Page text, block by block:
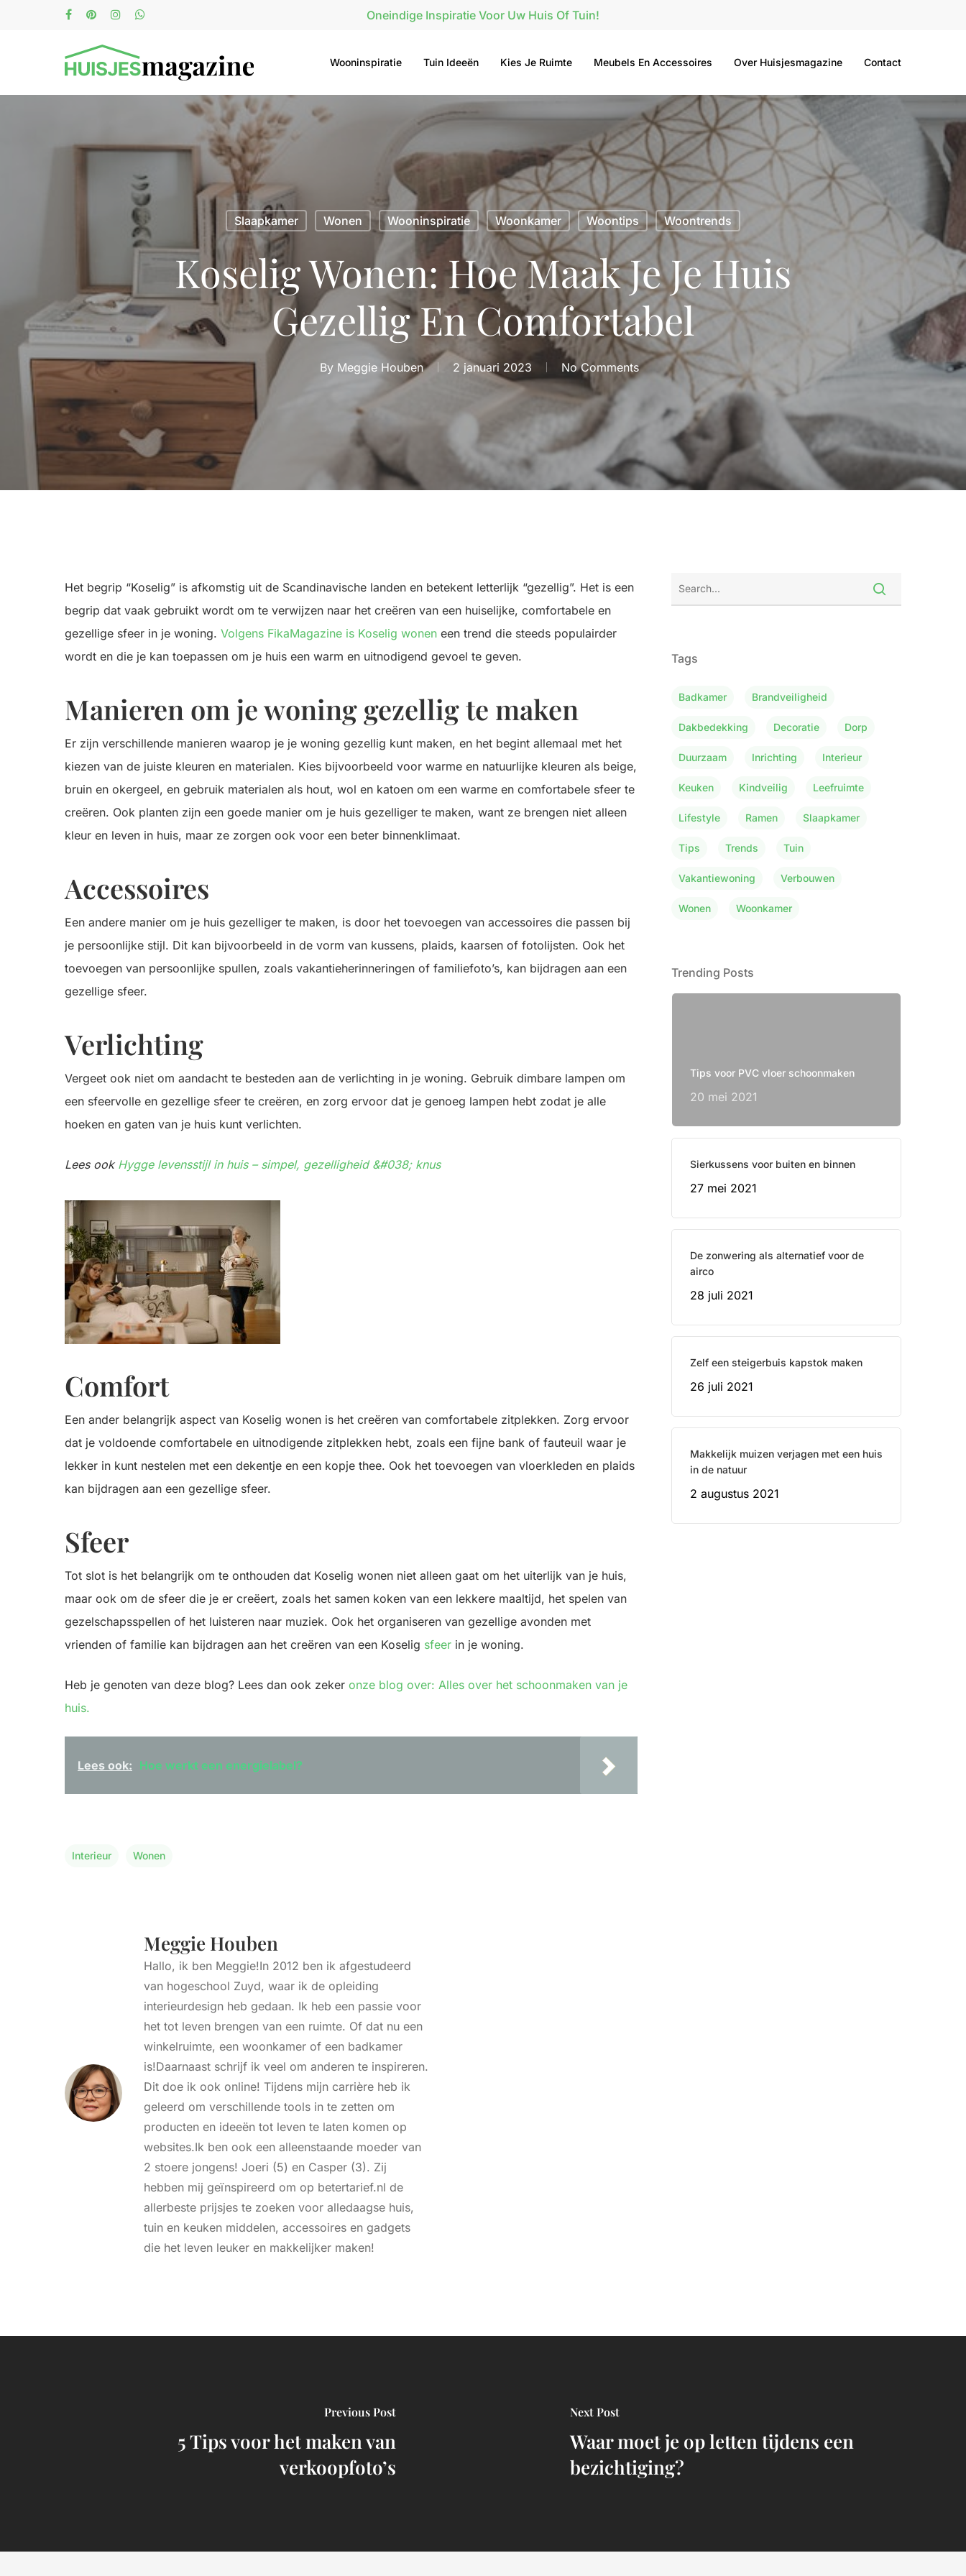
Oneindige Inspiratie Voor Uw Huis Of Tuin!
Wooninspiratie Tuin Ideeën Kies Je Ruimte Meubels En Accessoires Over Huisjesmagazine Contact
Slaapkamer Wonen Wooninspiratie Woonkamer Woontips Woontrends
Koselig Wonen: Hoe Maak Je Je Huis
Gezellig En Comfortabel
By Meggie Houben 2 januari 2023 No Comments
Het begrip “Koselig” is afkomstig uit de Scandinavische landen en betekent letterlijk “gezellig”. Het is een
begrip dat vaak gebruikt wordt om te verwijzen naar het creëren van een huiselijke, comfortabele en
gezellige sfeer in je woning. Volgens FikaMagazine is Koselig wonen een trend die steeds populairder
wordt en die je kan toepassen om je huis een warm en uitnodigend gevoel te geven.
Manieren om je woning gezellig te maken
Er zijn verschillende manieren waarop je je woning gezellig kunt maken, en het begint allemaal met het
kiezen van de juiste kleuren en materialen. Kies bijvoorbeeld voor warme en natuurlijke kleuren als beige,
bruin en okergeel, en gebruik materialen als hout, wol en katoen om een warme en comfortabele sfeer te
creëren. Ook planten zijn een goede manier om je huis gezelliger te maken, want ze brengen niet alleen
kleur en leven in huis, maar ze zorgen ook voor een beter binnenklimaat.
Accessoires
Een andere manier om je huis gezelliger te maken, is door het toevoegen van accessoires die passen bij
je persoonlijke stijl. Dit kan bijvoorbeeld in de vorm van kussens, plaids, kaarsen of fotolijsten. Ook het
toevoegen van persoonlijke spullen, zoals vakantieherinneringen of familiefoto’s, kan bijdragen aan een
gezellige sfeer.
Verlichting
Vergeet ook niet om aandacht te besteden aan de verlichting in je woning. Gebruik dimbare lampen om
een sfeervolle en gezellige sfeer te creëren, en zorg ervoor dat je genoeg lampen hebt zodat je alle
hoeken en gaten van je huis kunt verlichten.
Lees ook Hygge levensstijl in huis – simpel, gezelligheid &#038; knus
Comfort
Een ander belangrijk aspect van Koselig wonen is het creëren van comfortabele zitplekken. Zorg ervoor
dat je voldoende comfortabele en uitnodigende zitplekken hebt, zoals een fijne bank of fauteuil waar je
lekker in kunt nestelen met een dekentje en een kopje thee. Ook het toevoegen van vloerkleden en plaids
kan bijdragen aan een gezellige sfeer.
Sfeer
Tot slot is het belangrijk om te onthouden dat Koselig wonen niet alleen gaat om het uiterlijk van je huis,
maar ook om de sfeer die je er creëert, zoals het samen koken van een lekkere maaltijd, het spelen van
gezelschapsspellen of het luisteren naar muziek. Ook het organiseren van gezellige avonden met
vrienden of familie kan bijdragen aan het creëren van een Koselig sfeer in je woning.
Heb je genoten van deze blog? Lees dan ook zeker onze blog over: Alles over het schoonmaken van je
huis.
Lees ook: Hoe werkt een energielabel?
Interieur Wonen
Meggie Houben
Hallo, ik ben Meggie!In 2012 ben ik afgestudeerd
van hogeschool Zuyd, waar ik de opleiding
interieurdesign heb gedaan. Ik heb een passie voor
het tot leven brengen van een ruimte. Of dat nu een
winkelruimte, een woonkamer of een badkamer
is!Daarnaast schrijf ik veel om anderen te inspireren.
Dit doe ik ook online! Tijdens mijn carrière heb ik
geleerd om verschillende tools in te zetten om
producten en ideeën tot leven te laten komen op
websites.Ik ben ook een alleenstaande moeder van
2 stoere jongens! Joeri (5) en Casper (3). Zij
hebben mij geïnspireerd om op betertarief.nl de
allerbeste prijsjes te zoeken voor alledaagse huis,
tuin en keuken middelen, accessoires en gadgets
die het leven leuker en makkelijker maken!
Tags
Badkamer Brandveiligheid
Dakbedekking Decoratie Dorp
Duurzaam Inrichting Interieur
Keuken Kindveilig Leefruimte
Lifestyle Ramen Slaapkamer
Tips Trends Tuin
Vakantiewoning Verbouwen
Wonen Woonkamer
Trending Posts
Tips voor PVC vloer schoonmaken
20 mei 2021
Sierkussens voor buiten en binnen
27 mei 2021
De zonwering als alternatief voor de
airco
28 juli 2021
Zelf een steigerbuis kapstok maken
26 juli 2021
Makkelijk muizen verjagen met een huis
in de natuur
2 augustus 2021
Previous Post
5 Tips voor het maken van
verkoopfoto’s
Next Post
Waar moet je op letten tijdens een
bezichtiging?